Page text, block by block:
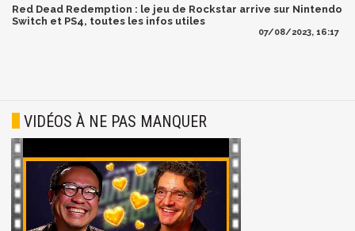
Red Dead Redemption : le jeu de Rockstar arrive sur Nintendo
Switch et PS4, toutes les infos utiles
07/08/2023, 16:17
VIDÉOS À NE PAS MANQUER